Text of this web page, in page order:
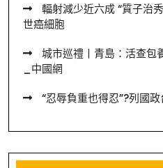
輻射減少近六成 “質子治
世癌細胞
城市巡禮丨青島：活查包
_中國網
“忍辱負重也得忍”?列國